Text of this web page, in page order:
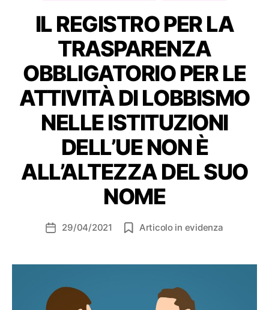
IL REGISTRO PER LA
TRASPARENZA
OBBLIGATORIO PER LE
ATTIVITÀ DI LOBBISMO
NELLE ISTITUZIONI
DELL’UE NON È
ALL’ALTEZZA DEL SUO
NOME
Data29/04/2021 Articolo in evidenza